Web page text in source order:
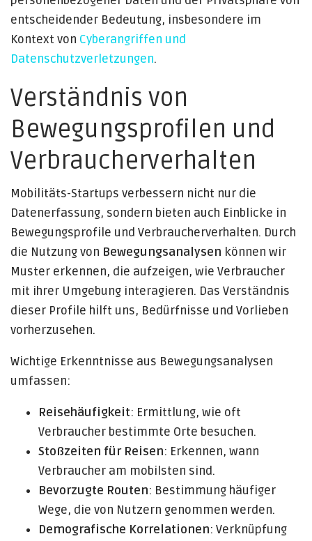
entscheidender Bedeutung, insbesondere im
Kontext von Cyberangriffen und
Datenschutzverletzungen.
Verständnis von
Bewegungsprofilen und
Verbraucherverhalten
Mobilitäts-Startups verbessern nicht nur die
Datenerfassung, sondern bieten auch Einblicke in
Bewegungsprofile und Verbraucherverhalten. Durch
die Nutzung von Bewegungsanalysen können wir
Muster erkennen, die aufzeigen, wie Verbraucher
mit ihrer Umgebung interagieren. Das Verständnis
dieser Profile hilft uns, Bedürfnisse und Vorlieben
vorherzusehen.
Wichtige Erkenntnisse aus Bewegungsanalysen
umfassen:
Reisehäufigkeit: Ermittlung, wie oft
Verbraucher bestimmte Orte besuchen.
Stoßzeiten für Reisen: Erkennen, wann
Verbraucher am mobilsten sind.
Bevorzugte Routen: Bestimmung häufiger
Wege, die von Nutzern genommen werden.
Demografische Korrelationen: Verknüpfung